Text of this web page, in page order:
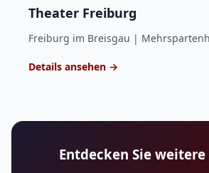
Theater Freiburg
Freiburg im Breisgau |
Details ansehen →
Entdecken Sie